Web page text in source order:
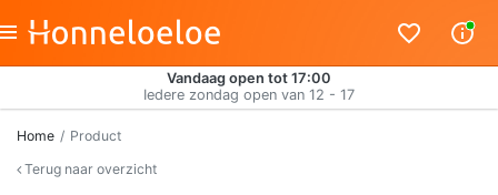
Vandaag open tot 17:00
Iedere zondag open van 12 - 17
Home
Product
Terug naar overzicht